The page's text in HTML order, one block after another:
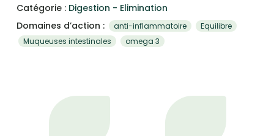
Catégorie : Digestion - Elimination
Domaines d’action :
anti-inflammatoire
Equilibre
Muqueuses intestinales
omega 3